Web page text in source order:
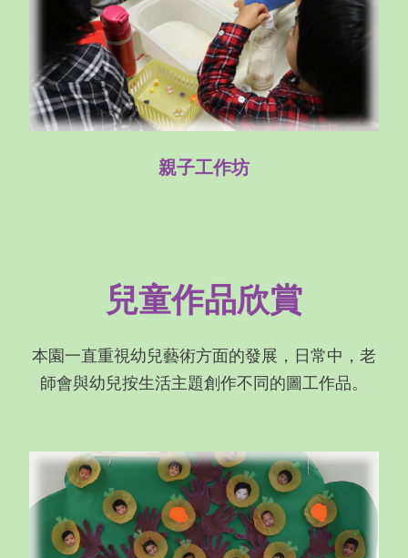
親子工作坊
兒童作品欣賞
本園一直重視幼兒藝術方面的發展，日常中，老
師會與幼兒按生活主題創作不同的圖工作品。